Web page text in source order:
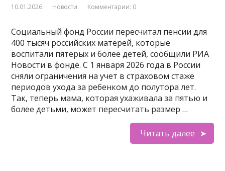
10.01.2026 Новости Комментарии: 0
Социальный фонд России пересчитал пенсии для
400 тысяч российских матерей, которые
воспитали пятерых и более детей, сообщили РИА
Новости в фонде. С 1 января 2026 года в России
сняли ограничения на учет в страховом стаже
периодов ухода за ребенком до полутора лет.
Так, теперь мама, которая ухаживала за пятью и
более детьми, может пересчитать размер …
Читать далее